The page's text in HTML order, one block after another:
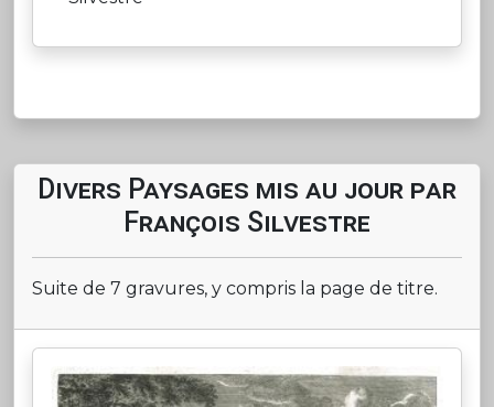
Divers Paysages mis au jour par
François Silvestre
Suite de 7 gravures, y compris la page de titre.